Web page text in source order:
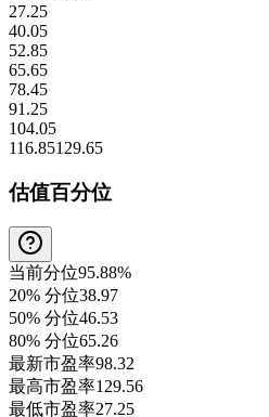
27.25
40.05
52.85
65.65
78.45
91.25
104.05
116.85129.65
估值百分位
当前分位95.88%
20% 分位38.97
50% 分位46.53
80% 分位65.26
最新市盈率98.32
最高市盈率129.56
最低市盈率27.25